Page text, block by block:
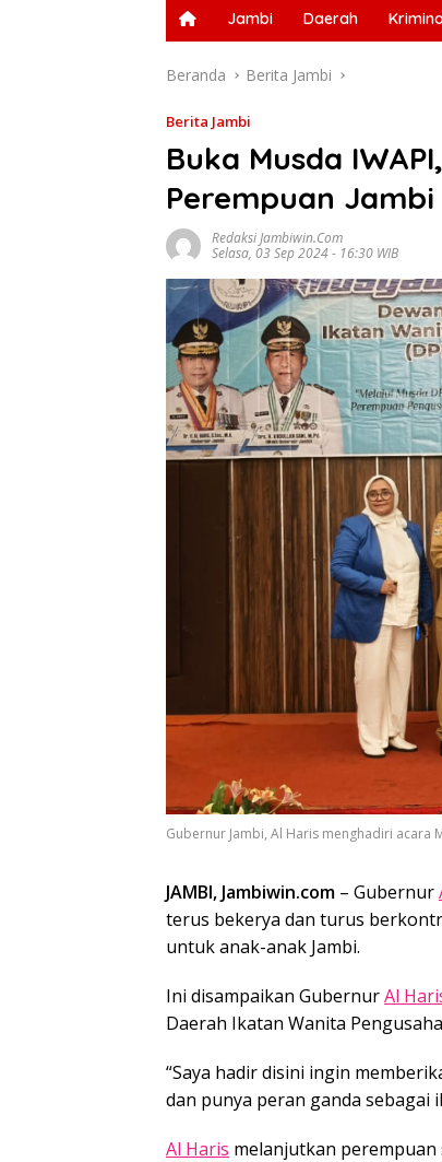
Jambi Daerah
Beranda Berita Jambi
Berita Jambi
Buka Musda
Perempuan Jambi
Redaksi Jambiwin.com
Selasa, 03 Sep 2024 - 16:30 WIB
Gubernur Jambi, Al Haris menghadiri acara
JAMBI, Jambiwin.com – Gubernur
terus bekerya dan turus
untuk anak-anak Jambi.
Ini disampaikan GubernurAl
Daerah Ikatan Wanita
“Saya hadir disini ingin
dan punya peran ganda sebagai
Al Haris melanjutkan